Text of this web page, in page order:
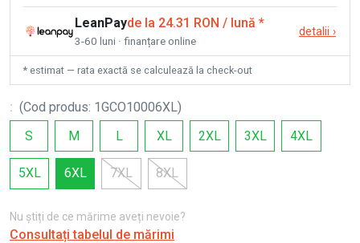
LeanPayde la 24.31 RON / lună *
3-60 luni · finanțare online
detalii ›
* estimat — rata exactă se calculează la check-out
: (Cod produs: 1GCO10006XL)
S
M L XL 2XL 3XL 4XL
5XL 6XL 7XL 8XL
Nu știți de ce mărime aveți nevoie?
Consultați tabelul de mărimi